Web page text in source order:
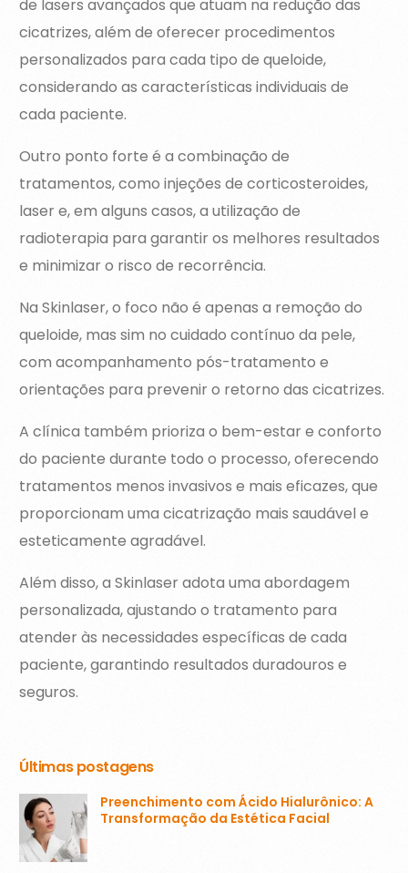
de lasers avançados que atuam na redução das
cicatrizes, além de oferecer procedimentos
personalizados para cada tipo de queloide,
considerando as características individuais de
cada paciente.
Outro ponto forte é a combinação de
tratamentos, como injeções de corticosteroides,
laser e, em alguns casos, a utilização de
radioterapia para garantir os melhores resultados
e minimizar o risco de recorrência.
Na Skinlaser, o foco não é apenas a remoção do
queloide, mas sim no cuidado contínuo da pele,
com acompanhamento pós-tratamento e
orientações para prevenir o retorno das cicatrizes.
A clínica também prioriza o bem-estar e conforto
do paciente durante todo o processo, oferecendo
tratamentos menos invasivos e mais eficazes, que
proporcionam uma cicatrização mais saudável e
esteticamente agradável.
Além disso, a Skinlaser adota uma abordagem
personalizada, ajustando o tratamento para
atender às necessidades específicas de cada
paciente, garantindo resultados duradouros e
seguros.
Últimas postagens
Preenchimento com Ácido Hialurônico: A
Transformação da Estética Facial